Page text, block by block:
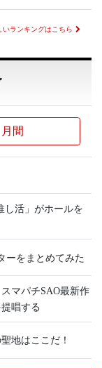
いランキングはこちら
月間
し活」がホールを
ーをまとめてみた
マパチSAO最新作
唱する
地はここだ！